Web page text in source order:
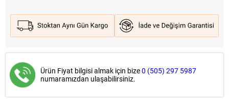
Ürün Fiyat bilgisi almak için bize0 (505) 297 5987
numaramızdan ulaşabilirsiniz.